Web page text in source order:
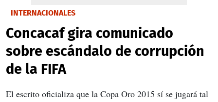
INTERNACIONALES
Concacaf gira comunicado
sobre escándalo de corrupción
de la FIFA
El escrito oficializa que la Copa Oro 2015 sí se jugará tal